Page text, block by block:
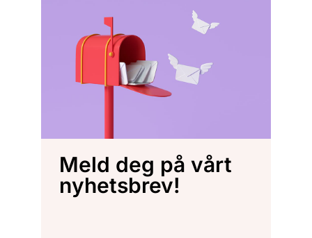
Meld deg på vårt
nyhetsbrev!